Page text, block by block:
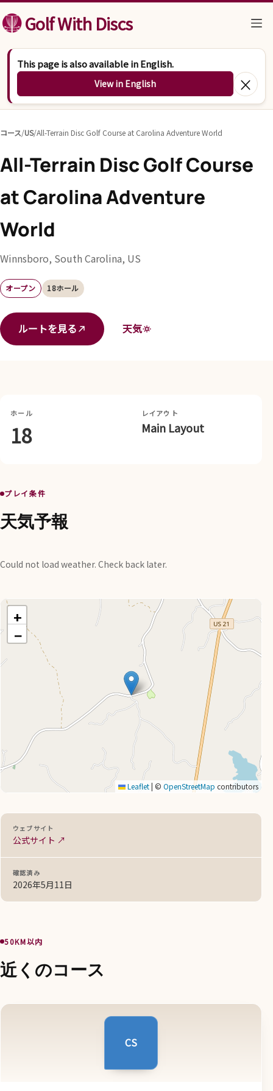
コンテンツへスキップ
Golf With Discs
This page is also available in English.
View in English ×
コース/US/All-Terrain Disc Golf Course at Carolina Adventure World
All-Terrain Disc Golf Course
at Carolina Adventure
World
Winnsboro, South Carolina, US
オープン 18ホール
ルートを見る 天気
ホール
18
レイアウト
Main Layout
プレイ条件
天気予報
Could not load weather. Check back later.
+
−
Leaflet ©OpenStreetMap contributors
ウェブサイト
公式サイト ↗
確認済み
2026年5月11日
50KM以内
近くのコース
CS